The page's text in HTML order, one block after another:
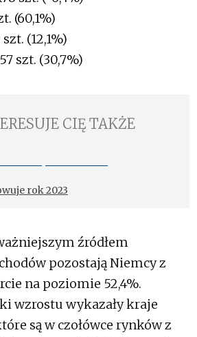
(60,1%)
(12,1%)
szt. (30,7%)
CIĘ TAKŻE
rok 2023
źródłem
pozostają Niemcy z
na poziomie 52,4%.
wzrostu wykazały kraje
są w czołówce rynków z